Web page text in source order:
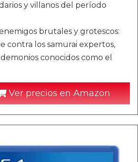
y villanos del período
brutales y grotescos:
contra los samurai expertos,
conocidos como el
Ver precios en Amazon